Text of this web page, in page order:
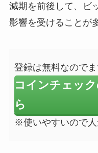
減期を前後して、ビ
影響を受けることが
登録は無料なので
コインチェッ
ら
※使いやすいので